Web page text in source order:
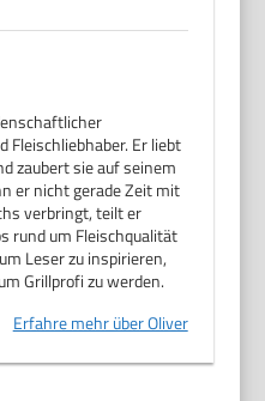
Fleischliebhaber. Er liebt
zaubert sie auf seinem
er nicht gerade Zeit mit
verbringt, teilt er
rund um Fleischqualität
Leser zu inspirieren,
Grillprofi zu werden.
Erfahre mehr über Oliver